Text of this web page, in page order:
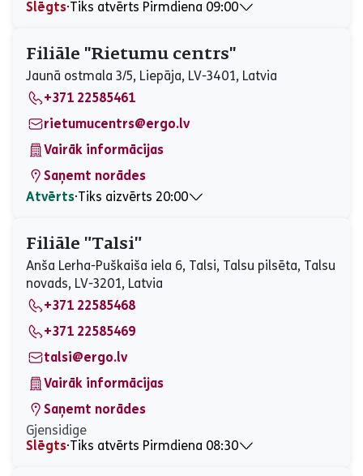
Slēgts⋅Tiks atvērts Pirmdiena 09:00
Otrdiena
09:00 - 17:00
Trešdiena
09:00 - 17:00
Ceturtdiena
09:00 - 17:00
Piektdiena
09:00 - 17:00
Sestdiena
Slēgts
Filiāle ''Rietumu centrs''
Jaunā ostmala 3/5, Liepāja, LV-3401, Latvia
+371 22585461
rietumucentrs@ergo.lv
Vairāk informācijas
Saņemt norādes
Atvērts⋅Tiks aizvērts 20:00
Otrdiena
09:00 - 20:00
Trešdiena
09:00 - 20:00
Ceturtdiena
09:00 - 20:00
Piektdiena
09:00 - 20:00
Sestdiena
10:00 - 20:00
Svētdiena
Slēgts
Filiāle "Talsi"
Anša Lerha-Puškaiša iela 6, Talsi, Talsu pilsēta, Talsu
novads, LV-3201, Latvia
+371 22585468
+371 22585469
talsi@ergo.lv
Vairāk informācijas
Saņemt norādes
Gjensidige
Slēgts⋅Tiks atvērts Pirmdiena 08:30